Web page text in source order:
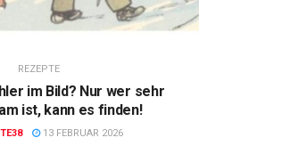
REZEPTE
im Bild? Nur wer sehr
ist, kann es finden!
13 FEBRUAR 2026